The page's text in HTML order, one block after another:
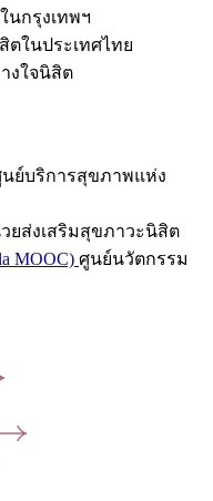
นกรุงเทพฯ
ตในประเทศไทย
งใจนิสิต
ย์บริการสุขภาพแห่ง
ยส่งเสริมสุขภาวะนิสิต
MOOC) ศูนย์นวัตกรรม